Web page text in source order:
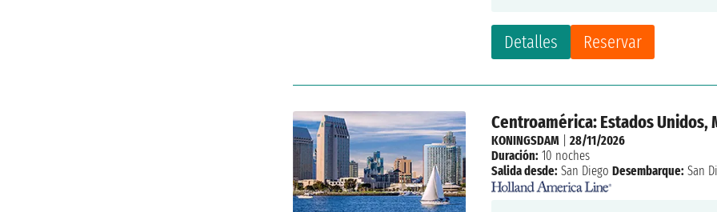
Detalles Reservar
Centroamérica: Estados Unidos,
KONINGSDAM |28/11/2026
Duración: 10 noches
Salida desde: San Diego Desembarque: San